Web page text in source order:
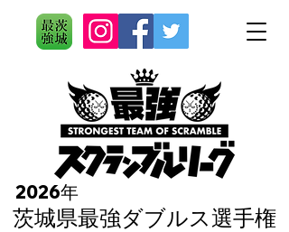
2026年
茨城県最強ダブルス選手権